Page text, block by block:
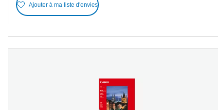
Ajouter à ma liste d'envies